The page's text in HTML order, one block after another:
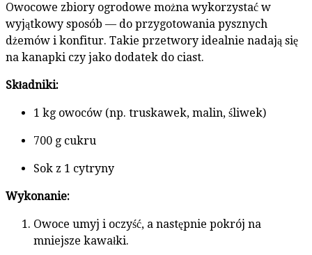
Owocowe zbiory ogrodowe można wykorzystać w
wyjątkowy sposób — do przygotowania pysznych
dżemów i konfitur. Takie przetwory idealnie nadają się
na kanapki czy jako dodatek do ciast.
Składniki:
1 kg owoców (np. truskawek, malin, śliwek)
700 g cukru
Sok z 1 cytryny
Wykonanie:
Owoce umyj i oczyść, a następnie pokrój na
mniejsze kawałki.